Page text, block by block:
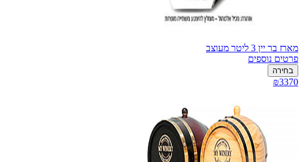
מארז בר יין 3 ליטר מעוצב
פרטים נוספים
בחירה
₪3370